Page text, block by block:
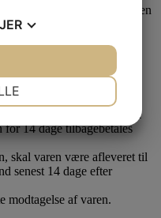
får du tilsendt en
Udsalgsvarer
selvfølgelig 14 dages
hvor varen overdrages til
14 dage tilbagebetales
skal varen være afleveret til
senest 14 dage efter
modtagelse af varen.
STATISTIK